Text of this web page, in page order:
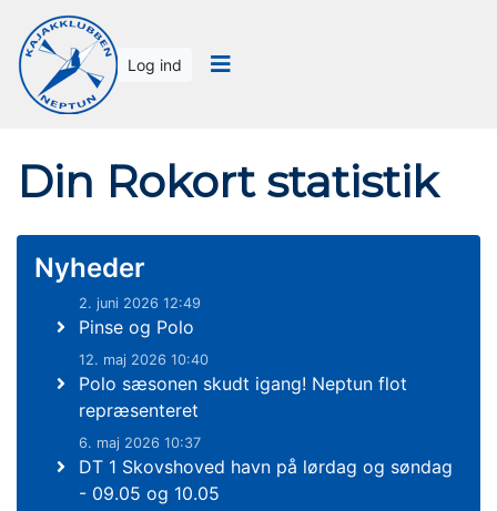
Log ind
Din Rokort statistik
Nyheder
2. juni 2026 12:49
Pinse og Polo
12. maj 2026 10:40
Polo sæsonen skudt igang! Neptun flot
repræsenteret
6. maj 2026 10:37
DT 1 Skovshoved havn på lørdag og søndag
- 09.05 og 10.05